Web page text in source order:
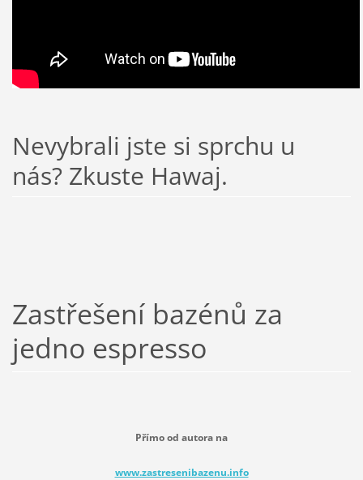
Nevybrali jste si sprchu u
nás? Zkuste Hawaj.
Zastřešení bazénů za
jedno espresso
Přímo od autora na
www.zastresenibazenu.info